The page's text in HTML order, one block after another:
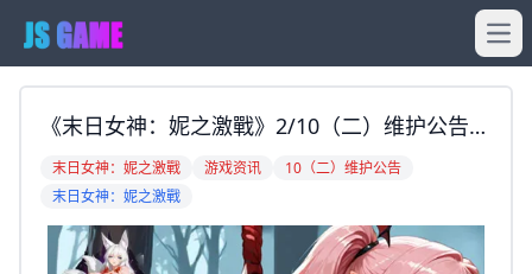
《末日女神：妮之激戰》2/10（二）维护公告
各位尊敬的玩家： 为了给大家更好的内容， 我
们将于2026年02月10日16:00左右进行全服停机
维护。 维护期间您将无法登入游戏，敬请谅
解。 预计
末日女神：妮之激戰 游戏资讯
10（二）维护公告
末日女神：妮之激戰